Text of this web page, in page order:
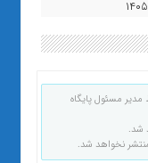
مسئول پایگاه
شد.
نخواهد شد.